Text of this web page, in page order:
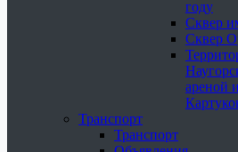
году
Сквер
Сквер
ареной
Транспорт
Транспорт